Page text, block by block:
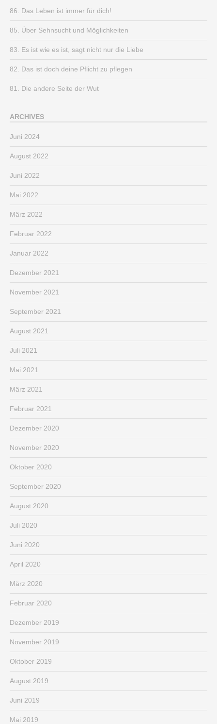
86. Das Leben ist immer für dich!
85. Über Sehnsucht und Möglichkeiten
83. Es ist wie es ist, sagt nicht nur die Liebe
82. Das ist doch deine Pflicht zu pflegen
81. Die andere Seite der Wut
ARCHIVES
Juni 2024
August 2022
Juni 2022
Mai 2022
März 2022
Februar 2022
Januar 2022
Dezember 2021
November 2021
September 2021
August 2021
Juli 2021
Mai 2021
März 2021
Februar 2021
Dezember 2020
November 2020
Oktober 2020
September 2020
August 2020
Juli 2020
Juni 2020
April 2020
März 2020
Februar 2020
Dezember 2019
November 2019
Oktober 2019
August 2019
Juni 2019
Mai 2019